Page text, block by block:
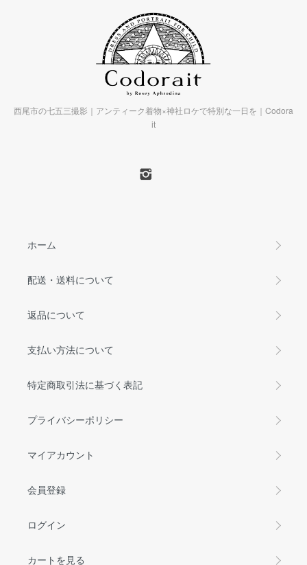
西尾市の七五三撮影｜アンティーク着物×神社ロケで特別な一日を｜Codora
it
ホーム
配送・送料について
返品について
支払い方法について
特定商取引法に基づく表記
プライバシーポリシー
マイアカウント
会員登録
ログイン
カートを見る